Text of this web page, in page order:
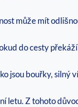
může mít
do cesty
jsou bouřky, silný
letu. Z tohoto